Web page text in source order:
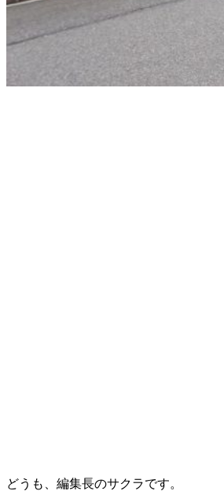
どうも、編集長のサクラです。